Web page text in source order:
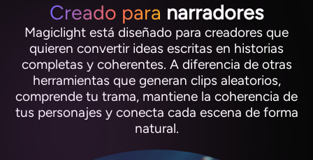
Creado para narradores
Magiclight está diseñado para creadores que
quieren convertir ideas escritas en historias
completas y coherentes. A diferencia de otras
herramientas que generan clips aleatorios,
comprende tu trama, mantiene la coherencia de
tus personajes y conecta cada escena de forma
natural.